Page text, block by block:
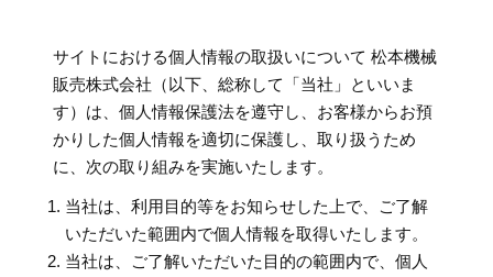
サイトにおける個人情報の取扱いについて 松本機械
販売株式会社（以下、総称して「当社」といいま
す）は、個人情報保護法を遵守し、お客様からお預
かりした個人情報を適切に保護し、取り扱うため
に、次の取り組みを実施いたします。
当社は、利用目的等をお知らせした上で、ご了解
いただいた範囲内で個人情報を取得いたします。
当社は、ご了解いただいた目的の範囲内で、個人